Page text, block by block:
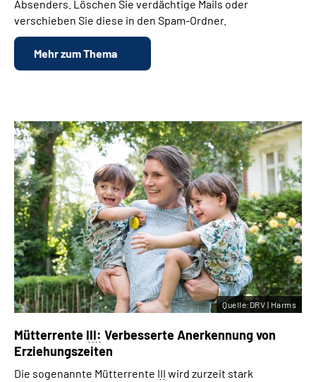
Absenders. Löschen Sie verdächtige Mails oder
verschieben Sie diese in den Spam-Ordner.
Mehr zum Thema
Mütterrente III: Verbesserte Anerkennung von
Erziehungszeiten
Die sogenannte Mütterrente III wird zurzeit stark
Quelle:DRV | Harms